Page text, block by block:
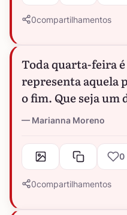
0compartilhamentos
Toda quarta-feira
representa aquela
o fim. Que seja um
Marianna Moreno
0
0compartilhamentos